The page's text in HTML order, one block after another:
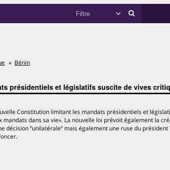
Bénin
présidentiels et législatifs suscite de vives
Constitution limitant les mandats présidentiels et
dans sa vie». La nouvelle loi prévoit également la
‘’unilatérale’’ mais également une ruse du président